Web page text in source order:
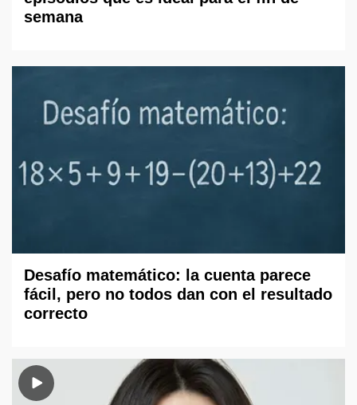
semana
Desafío matemático: la cuenta parece
fácil, pero no todos dan con el resultado
correcto